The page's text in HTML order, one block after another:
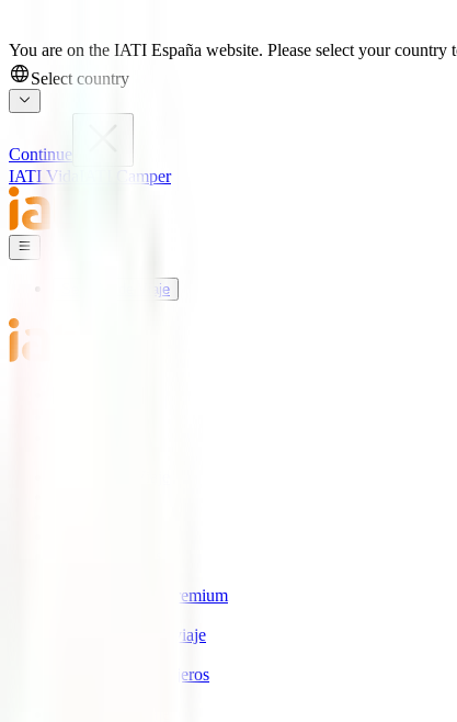
You are on the IATI España website. Please select your
Select country
Continue
IATI Vida
IATI Camper
Seguros de Viaje
IATI Anulación Premium
IATI Anual Multiviaje
IATI Grandes Viajeros